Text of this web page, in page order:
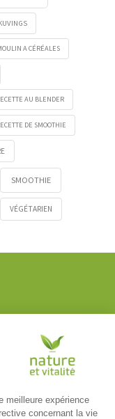
A CÉRÉALES
AU BLENDER
DE SMOOTHIE
SMOOTHIE
VÉGÉTARIEN
lundi au vendredi
meilleure expérience
concernant la vie